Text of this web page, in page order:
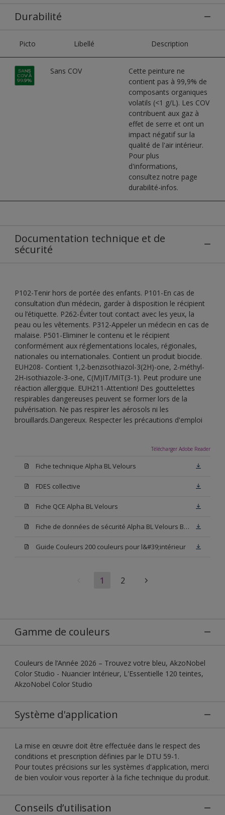
Durabilité
Picto Libellé Description
Sans COV
Cette peinture ne
contient pas à 99,9% de
composants organiques
volatils (<1 g/L). Les COV
contribuent aux gaz à
effet de serre et ont un
impact négatif sur la
qualité de l'air intérieur.
Pour plus
d'informations,
consultez notre page
durabilité-infos.
Documentation technique et de
sécurité
P102-Tenir hors de portée des enfants. P101-En cas de
consultation d’un médecin, garder à disposition le récipient
ou l’étiquette. P262-Éviter tout contact avec les yeux, la
peau ou les vêtements. P312-Appeler un médecin en cas de
malaise. P501-Eliminer le contenu et le récipient
conformément aux réglementations locales, régionales,
nationales ou internationales. Contient un produit biocide.
EUH208- Contient 1,2-benzisothiazol-3(2H)-one, 2-méthyl-
2H-isothiazole-3-one, C(M)IT/MIT(3-1). Peut produire une
réaction allergique. EUH211-Attention! Des gouttelettes
respirables dangereuses peuvent se former lors de la
pulvérisation. Ne pas respirer les aérosols ni les
brouillards.Dangereux. Respecter les précautions d'emploi
Télécharger Adobe Reader
Fiche technique Alpha BL Velours
FDES collective
Fiche QCE Alpha BL Velours
Fiche de données de sécurité Alpha BL Velours Blanc
Guide Couleurs 200 couleurs pour l&#39;intérieur
1 2
Gamme de couleurs
Couleurs de l’Année 2026 – Trouvez votre bleu, AkzoNobel
Color Studio - Nuancier Intérieur, L'Essentielle 120 teintes,
AkzoNobel Color Studio
Système d'application
La mise en œuvre doit être effectuée dans le respect des
conditions et prescription définies par le DTU 59-1.
Pour toutes précisions sur les systèmes d'application, merci
de bien vouloir vous reporter à la fiche technique du produit.
Conseils d’utilisation